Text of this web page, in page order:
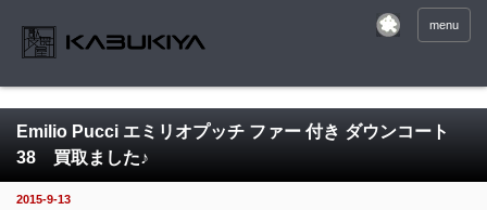
menu
Emilio Pucci エミリオプッチ ファー 付き ダウンコート
38 買取ました♪
2015-9-13